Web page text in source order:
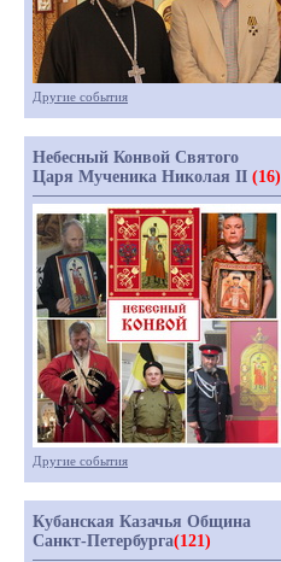
Другие события
Небесный Конвой Святого
Царя Мученика Николая II (16)
Другие события
Кубанская Казачья Община
Санкт-Петербурга(121)